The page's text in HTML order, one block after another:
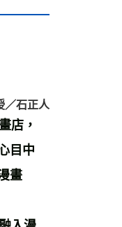
／石正人
店，
目中
畫